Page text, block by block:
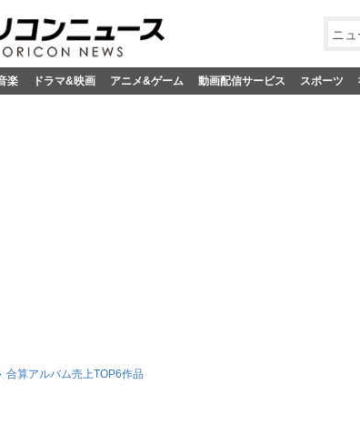
ニ
楽 ドラマ&映画 アニメ&ゲーム 動画配信サービス スポーツ
合算アルバム売上TOP6作品